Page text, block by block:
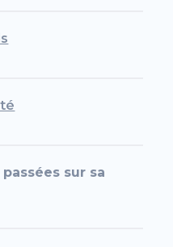
sur sa